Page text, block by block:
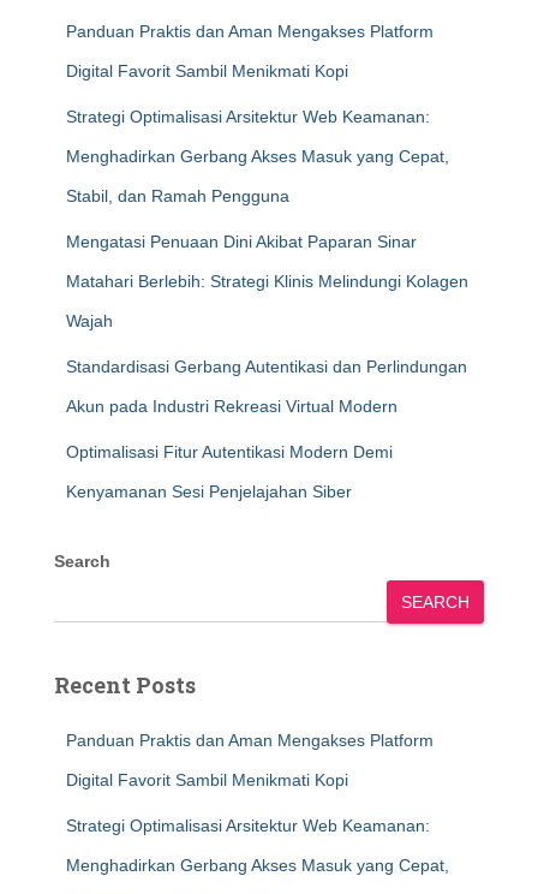
Panduan Praktis dan Aman Mengakses Platform
Digital Favorit Sambil Menikmati Kopi
Strategi Optimalisasi Arsitektur Web Keamanan:
Menghadirkan Gerbang Akses Masuk yang Cepat,
Stabil, dan Ramah Pengguna
Mengatasi Penuaan Dini Akibat Paparan Sinar
Matahari Berlebih: Strategi Klinis Melindungi Kolagen
Wajah
Standardisasi Gerbang Autentikasi dan Perlindungan
Akun pada Industri Rekreasi Virtual Modern
Optimalisasi Fitur Autentikasi Modern Demi
Kenyamanan Sesi Penjelajahan Siber
Search
SEARCH
Recent Posts
Panduan Praktis dan Aman Mengakses Platform
Digital Favorit Sambil Menikmati Kopi
Strategi Optimalisasi Arsitektur Web Keamanan:
Menghadirkan Gerbang Akses Masuk yang Cepat,